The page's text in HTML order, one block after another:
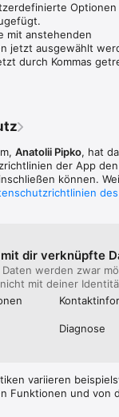
Verstehe deine
automatische
Ausgaben präzise
Geld weltweit im
Finde Transaktionen
weiter, damit
zuverlässiger wird.
und verwalte deine
Optionen
mit anstehenden
jetzt ausgewählt
durch Kommas
Anatolii Pipko, hat
der App
können.
des
dir verknüpfte
werden zwar
mit deiner
Diagnose
variieren
Funktionen und von